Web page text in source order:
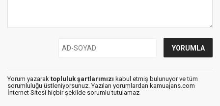
Yorum yazarak topluluk şartlarımızı kabul etmiş bulunuyor ve tüm
sorumluluğu üstleniyorsunuz. Yazılan yorumlardan kamuajans.com
İnternet Sitesi hiçbir şekilde sorumlu tutulamaz